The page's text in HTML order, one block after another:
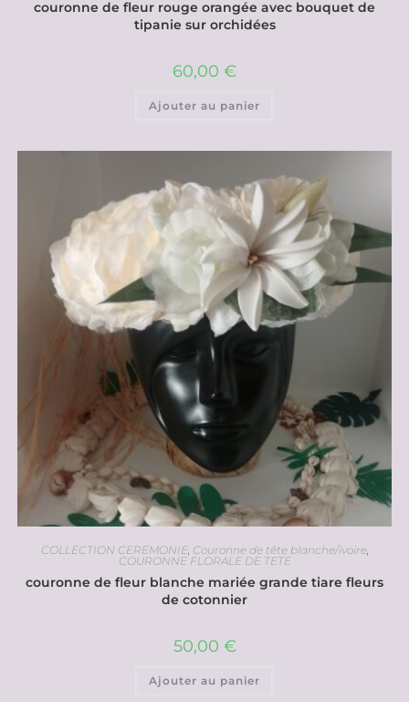
couronne de fleur rouge orangée avec bouquet de
tipanie sur orchidées
60,00 €
Ajouter au panier
COLLECTION CEREMONIE, Couronne de tête blanche/ivoire,
COURONNE FLORALE DE TETE
couronne de fleur blanche mariée grande tiare fleurs
de cotonnier
50,00 €
Ajouter au panier